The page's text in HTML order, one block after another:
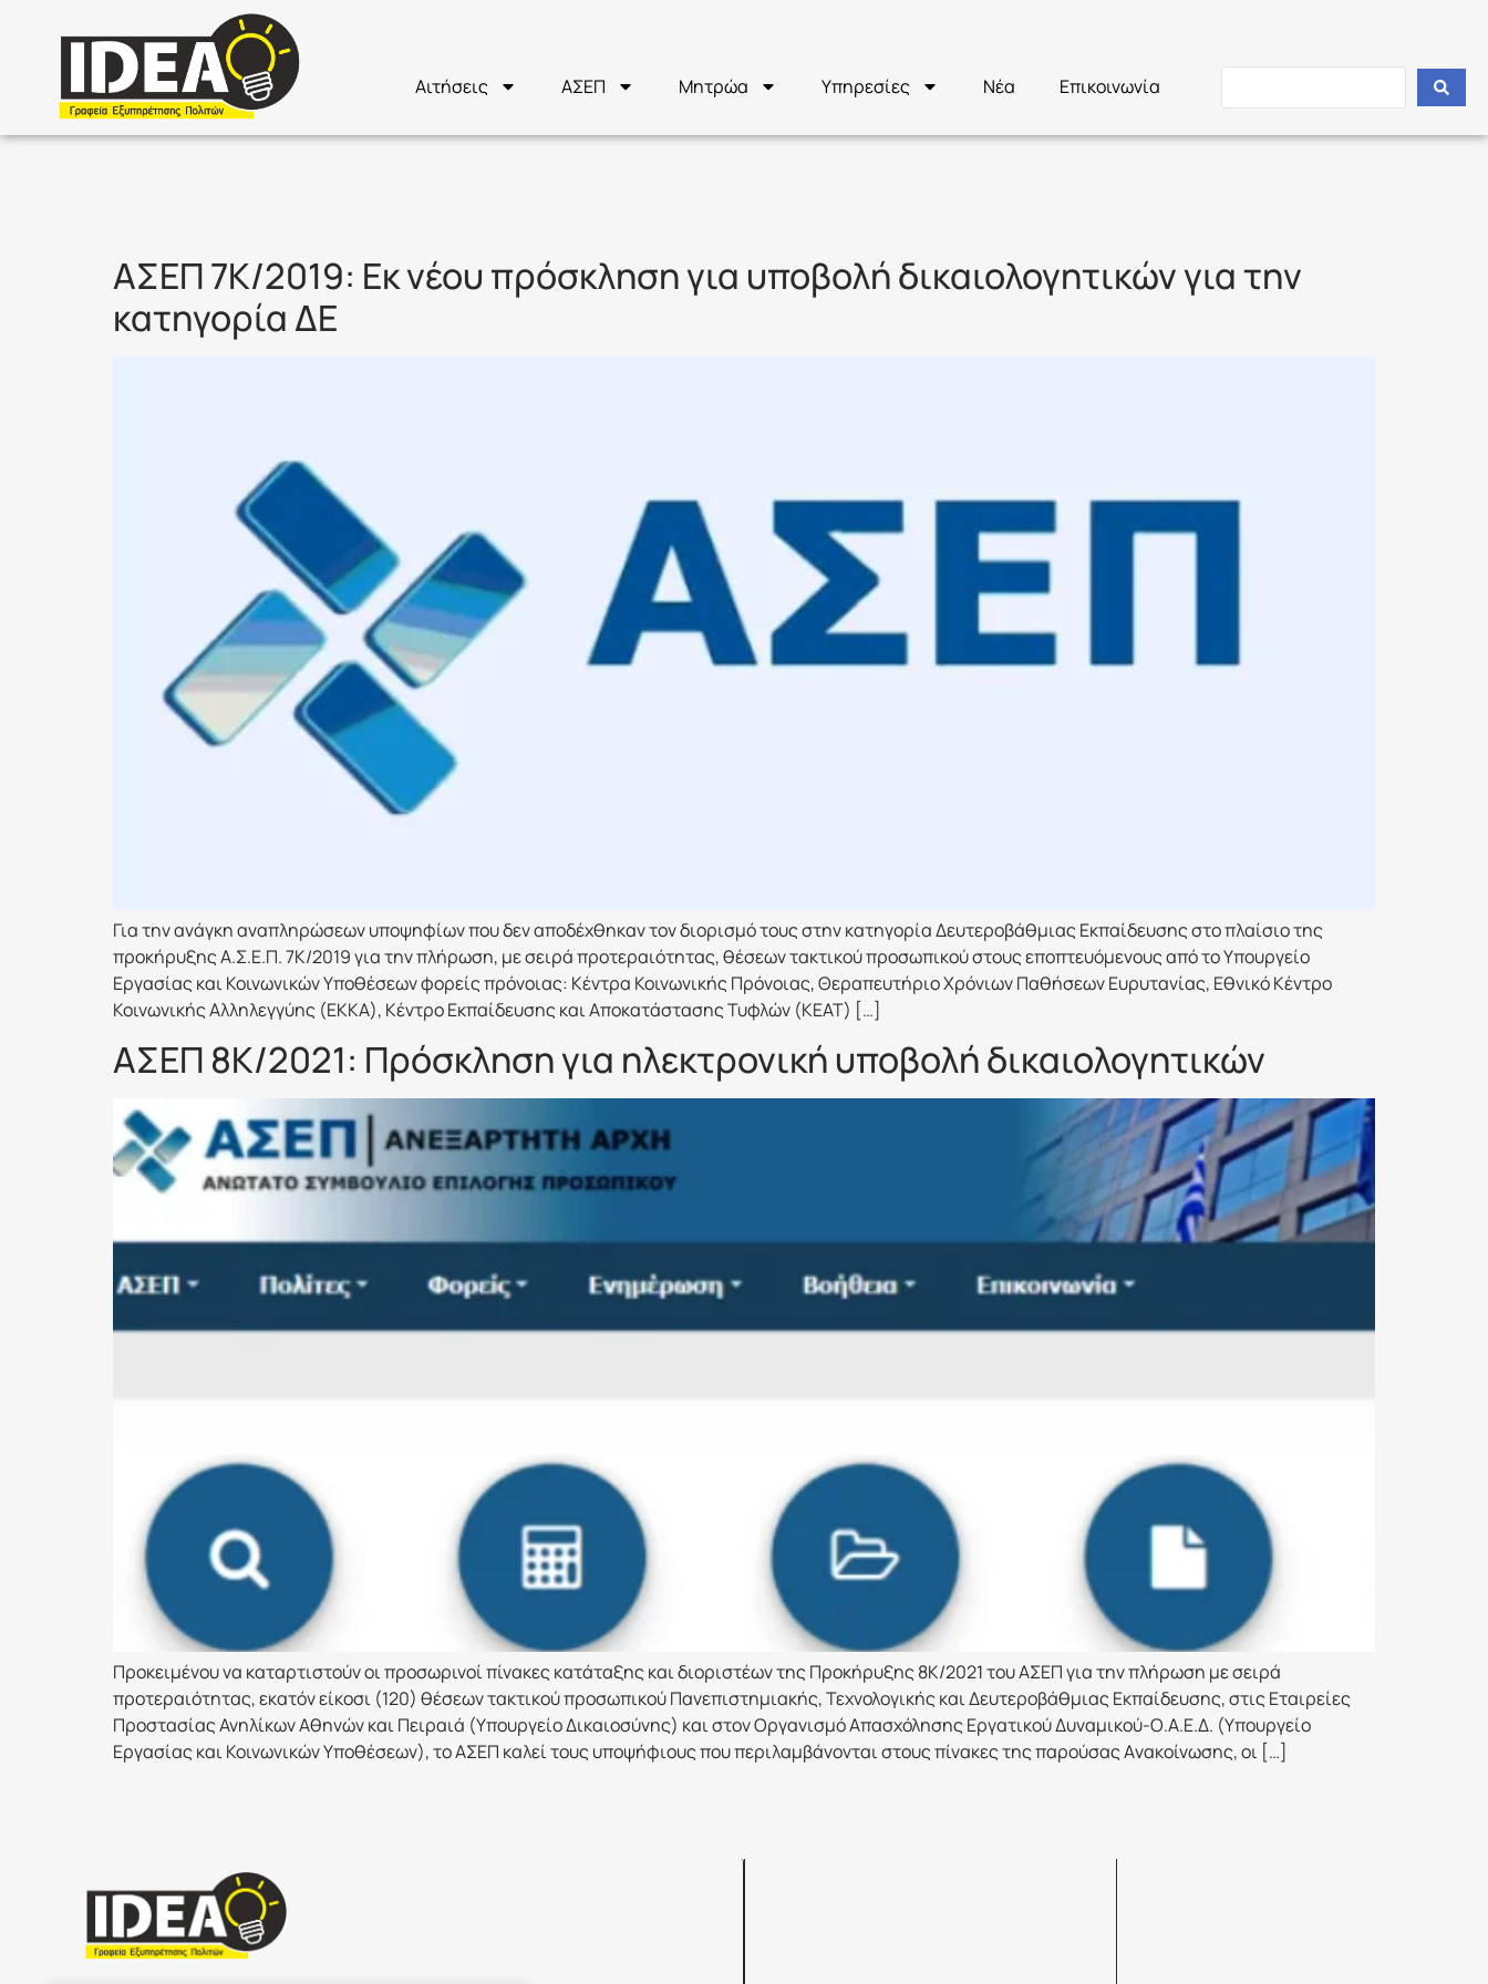
Αιτήσεις ΑΣΕΠ Μητρώα Υπηρεσίες Νέα Επικοινωνία
ΑΣΕΠ 7Κ/2019: Εκ νέου πρόσκληση για υποβολή δικαιολογητικών για την
κατηγορία ΔΕ
Για την ανάγκη αναπληρώσεων υποψηφίων που δεν αποδέχθηκαν τον διορισμό τους στην κατηγορία Δευτεροβάθμιας Εκπαίδευσης στο πλαίσιο της
προκήρυξης Α.Σ.Ε.Π. 7Κ/2019 για την πλήρωση, με σειρά προτεραιότητας, θέσεων τακτικού προσωπικού στους εποπτευόμενους από το Υπουργείο
Εργασίας και Κοινωνικών Υποθέσεων φορείς πρόνοιας: Κέντρα Κοινωνικής Πρόνοιας, Θεραπευτήριο Χρόνιων Παθήσεων Ευρυτανίας, Εθνικό Κέντρο
Κοινωνικής Αλληλεγγύης (ΕΚΚΑ), Κέντρο Εκπαίδευσης και Αποκατάστασης Τυφλών (ΚΕΑΤ) […]
ΑΣΕΠ 8Κ/2021: Πρόσκληση για ηλεκτρονική υποβολή δικαιολογητικών
Προκειμένου να καταρτιστούν οι προσωρινοί πίνακες κατάταξης και διοριστέων της Προκήρυξης 8Κ/2021 του ΑΣΕΠ για την πλήρωση με σειρά
προτεραιότητας, εκατόν είκοσι (120) θέσεων τακτικού προσωπικού Πανεπιστημιακής, Τεχνολογικής και Δευτεροβάθμιας Εκπαίδευσης, στις Εταιρείες
Προστασίας Ανηλίκων Αθηνών και Πειραιά (Υπουργείο Δικαιοσύνης) και στον Οργανισμό Απασχόλησης Εργατικού Δυναμικού-Ο.Α.Ε.Δ. (Υπουργείο
Εργασίας και Κοινωνικών Υποθέσεων), το ΑΣΕΠ καλεί τους υποψήφιους που περιλαμβάνονται στους πίνακες της παρούσας Aνακοίνωσης, οι […]